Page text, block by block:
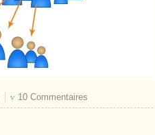
10 Commentaires